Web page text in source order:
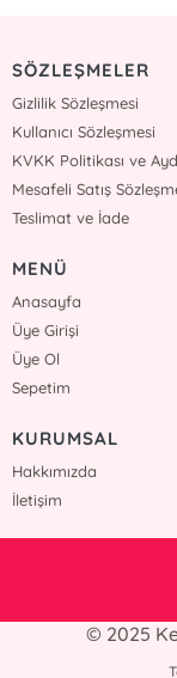
SÖZLEŞMELER
Gizlilik Sözleşmesi
Kullanıcı Sözleşmesi
KVKK Politikası ve
Mesafeli Satış
Teslimat ve İade
MENÜ
Anasayfa
Üye Girişi
Üye Ol
Sepetim
KURUMSAL
Hakkımızda
İletişim
© 2025